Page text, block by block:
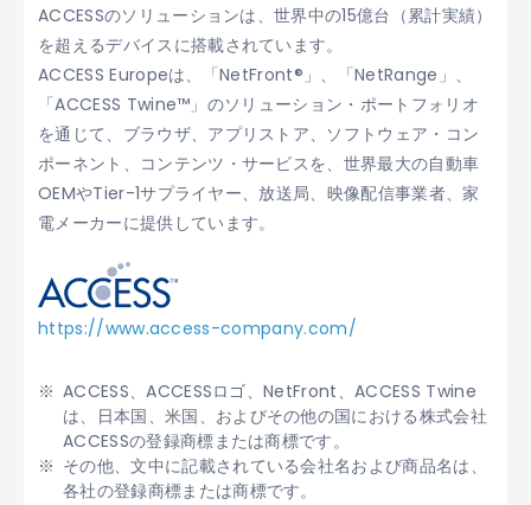
ACCESSのソリューションは、世界中の15億台（累計実績）
を超えるデバイスに搭載されています。
ACCESS Europeは、「NetFront®」、「NetRange」、
「ACCESS Twine™」のソリューション・ポートフォリオ
を通じて、ブラウザ、アプリストア、ソフトウェア・コン
ポーネント、コンテンツ・サービスを、世界最大の自動車
OEMやTier-1サプライヤー、放送局、映像配信事業者、家
電メーカーに提供しています。
https://www.access-company.com/
ACCESS、ACCESSロゴ、NetFront、ACCESS Twine
は、日本国、米国、およびその他の国における株式会社
ACCESSの登録商標または商標です。
その他、文中に記載されている会社名および商品名は、
各社の登録商標または商標です。